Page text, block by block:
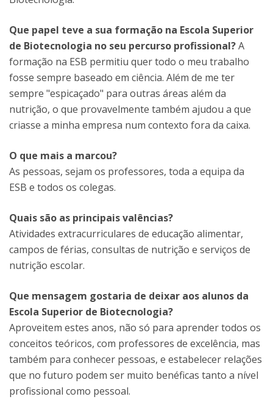
Que papel teve a sua formação na Escola Superior
de Biotecnologia no seu percurso profissional?A
formação na ESB permitiu quer todo o meu trabalho
fosse sempre baseado em ciência. Além de me ter
sempre "espicaçado" para outras áreas além da
nutrição, o que provavelmente também ajudou a que
criasse a minha empresa num contexto fora da caixa.
O que mais a marcou?
As pessoas, sejam os professores, toda a equipa da
ESB e todos os colegas.
Quais são as principais valências?
Atividades extracurriculares de educação alimentar,
campos de férias, consultas de nutrição e serviços de
nutrição escolar.
Que mensagem gostaria de deixar aos alunos da
Escola Superior de Biotecnologia?
Aproveitem estes anos, não só para aprender todos os
conceitos teóricos, com professores de excelência, mas
também para conhecer pessoas, e estabelecer relações
que no futuro podem ser muito benéficas tanto a nível
profissional como pessoal.